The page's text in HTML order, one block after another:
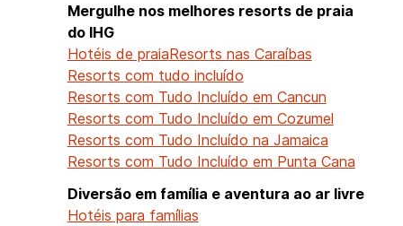
Mergulhe nos melhores resorts de praia
do IHG
Hotéis de praiaResorts nas Caraíbas
Resorts com tudo incluído
Resorts com Tudo Incluído em Cancun
Resorts com Tudo Incluído em Cozumel
Resorts com Tudo Incluído na Jamaica
Resorts com Tudo Incluído em Punta Cana
Diversão em família e aventura ao ar livre
Hotéis para famílias